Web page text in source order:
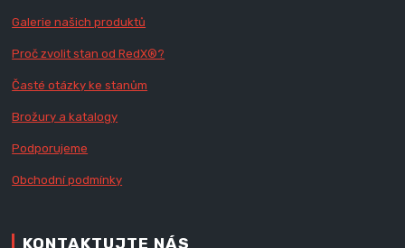
Galerie našich produktů
Proč zvolit stan od RedX®?
Časté otázky ke stanům
Brožury a katalogy
Podporujeme
Obchodní podmínky
KONTAKTUJTE NÁS